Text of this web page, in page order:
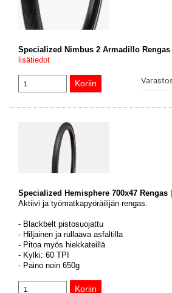
Specialized Nimbus 2 Armadillo Rengas
lisätiedot
Specialized Hemisphere 700x47 Rengas
Aktiivi ja työmatkapyöräilijän rengas.
- Blackbelt pistosuojattu
- Hiljainen ja rullaava asfaltilla
- Pitoa myös hiekkateillä
- Kylki: 60 TPI
- Paino noin 650g